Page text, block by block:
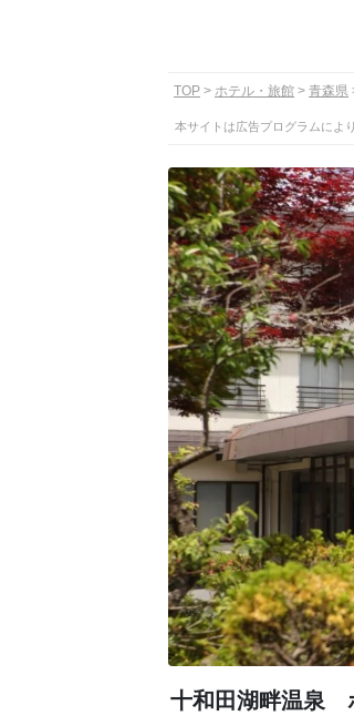
TOP ホテル・旅館 青森県
本サイトは広告プログラムによ
十和田湖畔温泉